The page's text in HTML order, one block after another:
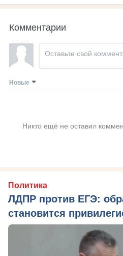
Комментарии
Новые
Никто ещё не оставил
Политика
ЛДПР против ЕГЭ:
становится